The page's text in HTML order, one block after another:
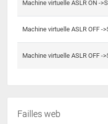
Machine virtuelle ASLR ON -
Machine virtuelle ASLR OFF -
Machine virtuelle ASLR OFF -
Failles web